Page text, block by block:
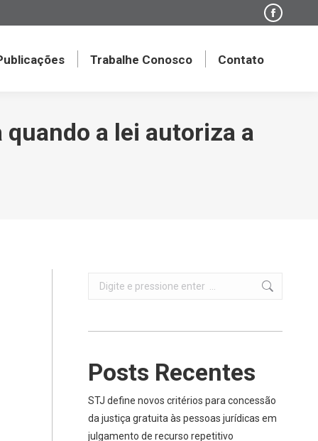
Trabalhe Conosco Contato
a lei autoriza a
Search:
Posts Recentes
STJ define novos critérios para concessão
da justiça gratuita às pessoas jurídicas em
julgamento de recurso repetitivo